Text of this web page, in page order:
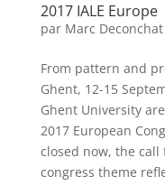
2017 IALE Europe
par Marc Deconchat
From pattern and
Ghent, 12-15
Ghent University
2017 European
closed now, the call
congress theme